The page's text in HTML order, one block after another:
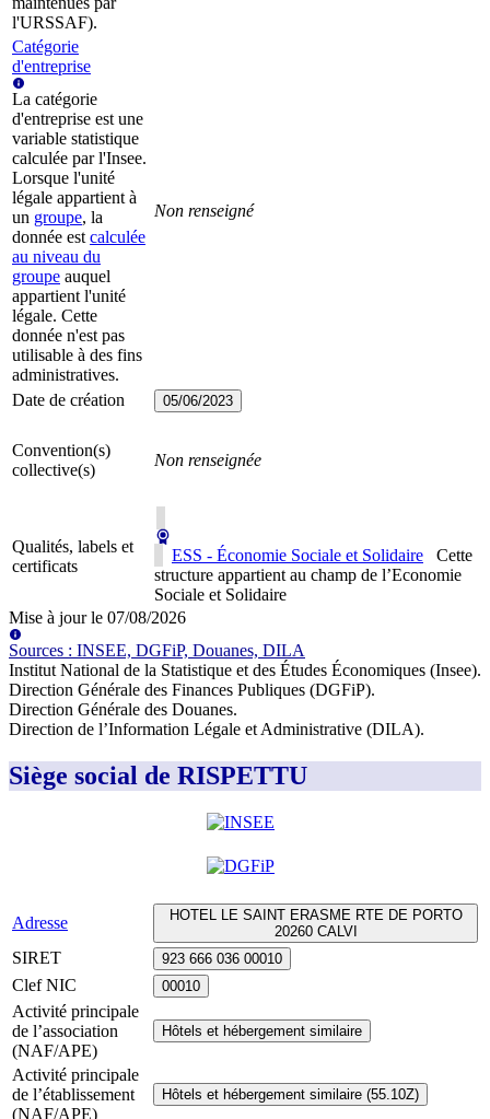
l'URSSAF).
Catégorie
d'entreprise
La catégorie
d'entreprise est une
variable statistique
calculée par l'Insee.
Lorsque l'unité
légale appartient à
un groupe, la
donnée est calculée
au niveau du
groupe auquel
appartient l'unité
légale. Cette
donnée n'est pas
utilisable à des fins
administratives.
Non renseigné
Date de création 05/06/2023
Convention(s)
collective(s)
Non renseignée
Qualités, labels et
certificats
ESS - Économie Sociale et Solidaire
Cette
structure appartient au champ de l’Economie
Sociale et Solidaire
Mise à jour le 07/08/2026
Sources : INSEE, DGFiP, Douanes, DILA
Institut National de la Statistique et des Études Économiques (Insee).
Direction Générale des Finances Publiques (DGFiP).
Direction Générale des Douanes.
Direction de l’Information Légale et Administrative (DILA).
Siège social de RISPETTU
Adresse
HOTEL LE SAINT ERASME RTE DE PORTO
20260 CALVI
SIRET 923 666 036 00010
Clef NIC 00010
Activité principale
de l’association
(NAF/APE)
Hôtels et hébergement similaire
Activité principale
de l’établissement
(NAF/APE)
Hôtels et hébergement similaire (55.10Z)